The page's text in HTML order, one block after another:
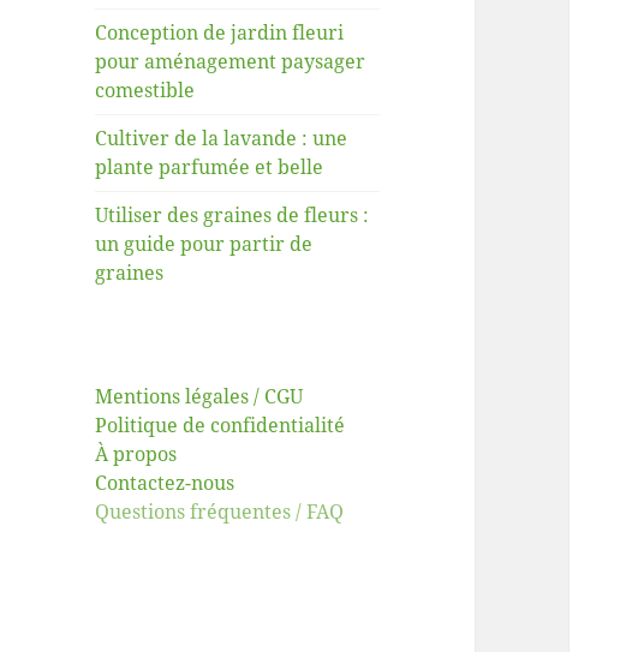
Conception de jardin fleuri
pour aménagement paysager
comestible
Cultiver de la lavande : une
plante parfumée et belle
Utiliser des graines de fleurs :
un guide pour partir de
graines
Mentions légales / CGU
Politique de confidentialité
À propos
Contactez-nous
Questions fréquentes / FAQ